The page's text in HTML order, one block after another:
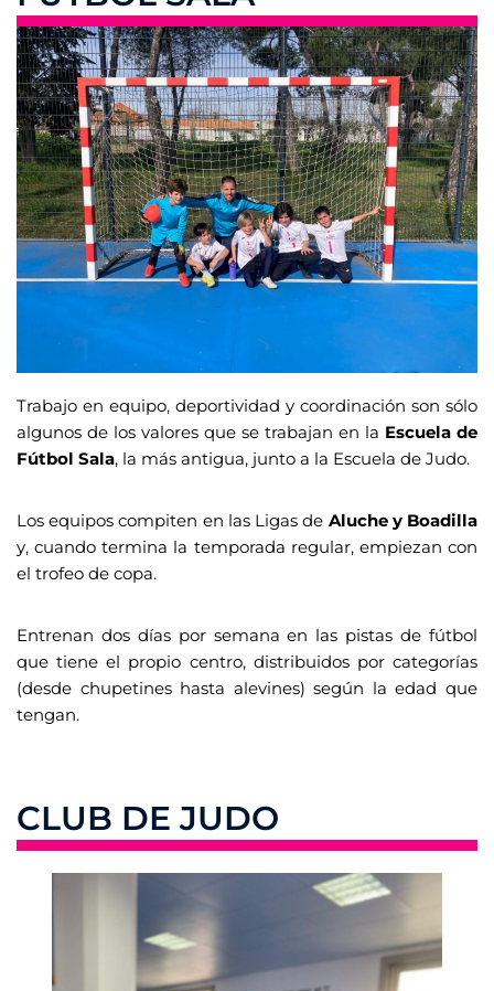
Trabajo en equipo, deportividad y coordinación son sólo
algunos de los valores que se trabajan en la Escuela de
Fútbol Sala, la más antigua, junto a la Escuela de Judo.
Los equipos compiten en las Ligas de Aluche y Boadilla
y, cuando termina la temporada regular, empiezan con
el trofeo de copa.
Entrenan dos días por semana en las pistas de fútbol
que tiene el propio centro, distribuidos por categorías
(desde chupetines hasta alevines) según la edad que
tengan.
CLUB DE JUDO